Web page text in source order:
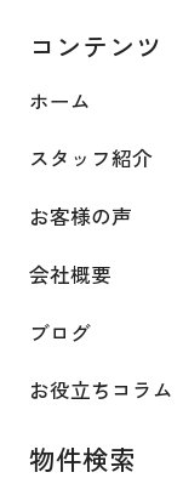
コンテンツ
ホーム
スタッフ紹介
お客様の声
会社概要
ブログ
お役立ちコラム
物件検索